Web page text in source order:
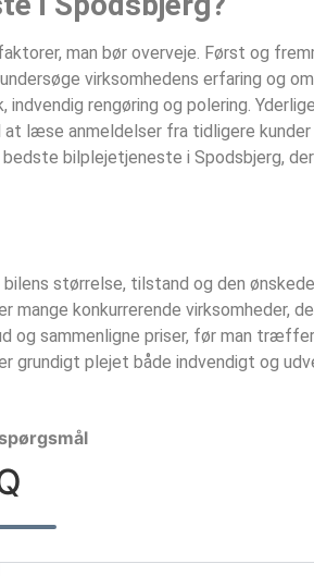
man bør overveje. Først og
virksomhedens erfaring og
rengøring og polering.
læse anmeldelser fra tidligere
bilplejetjeneste i Spodsbjerg,
størrelse, tilstand og den
konkurrerende virksomheder,
sammenligne priser, før man
grundigt plejet både indvendigt og